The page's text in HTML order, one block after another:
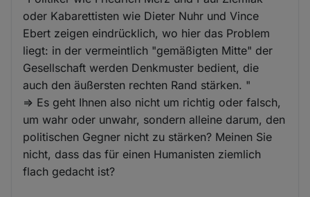
oder Kabarettisten wie Dieter Nuhr und Vince
Ebert zeigen eindrücklich, wo hier das Problem
liegt: in der vermeintlich "gemäßigten Mitte" der
Gesellschaft werden Denkmuster bedient, die
auch den äußersten rechten Rand stärken. "
=> Es geht Ihnen also nicht um richtig oder falsch,
um wahr oder unwahr, sondern alleine darum, den
politischen Gegner nicht zu stärken? Meinen Sie
nicht, dass das für einen Humanisten ziemlich
flach gedacht ist?